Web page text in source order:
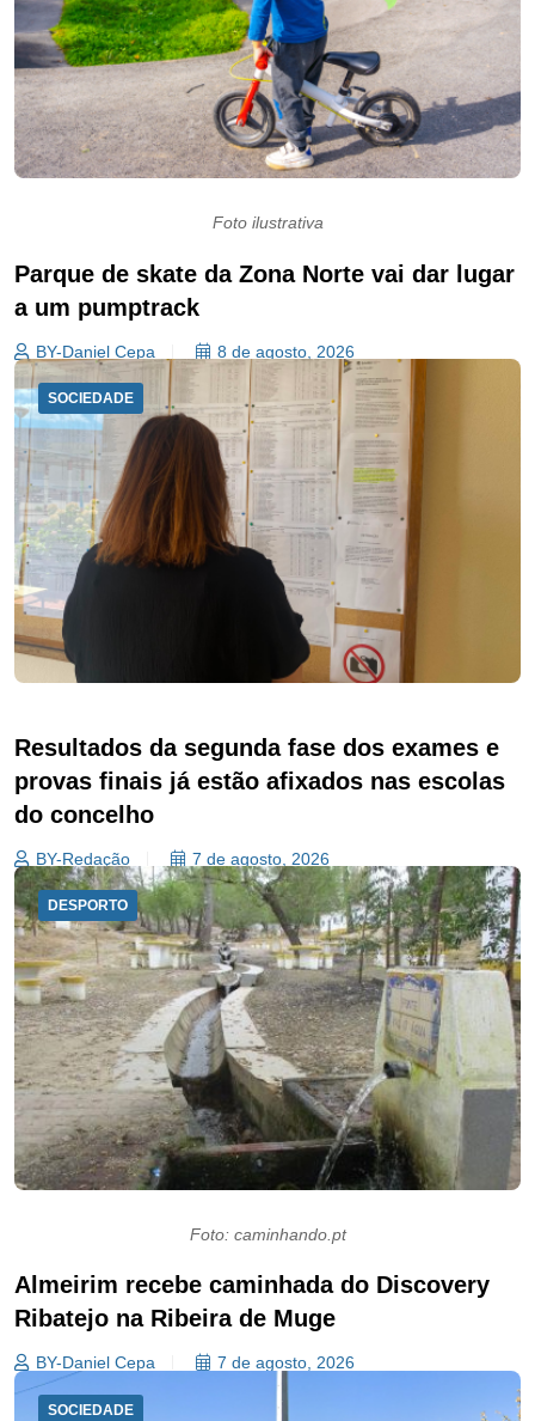
Foto ilustrativa
Parque de skate da Zona Norte vai dar lugar
a um pumptrack
BY-Daniel Cepa 8 de agosto, 2026
SOCIEDADE
Resultados da segunda fase dos exames e
provas finais já estão afixados nas escolas
do concelho
BY-Redação 7 de agosto, 2026
Foto: caminhando.pt
DESPORTO
Almeirim recebe caminhada do Discovery
Ribatejo na Ribeira de Muge
BY-Daniel Cepa 7 de agosto, 2026
SOCIEDADE